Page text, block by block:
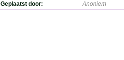
Geplaatst door: Anoniem